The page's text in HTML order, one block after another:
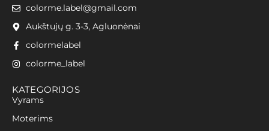
colorme.label@gmail.com
Aukštujų g. 3-3, Agluonėnai
colormelabel
colorme_label
KATEGORIJOS
Vyrams
Moterims